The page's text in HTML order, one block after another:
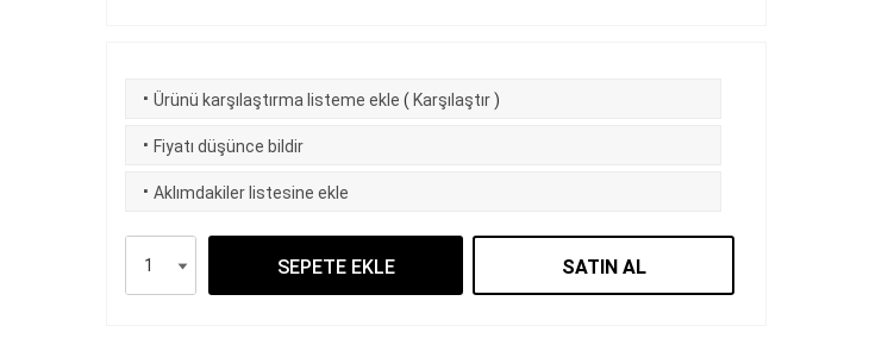
· Ürünü karşılaştırma listeme ekle ( Karşılaştır )
· Fiyatı düşünce bildir
· Aklımdakiler listesine ekle
SEPETE EKLE SATIN AL